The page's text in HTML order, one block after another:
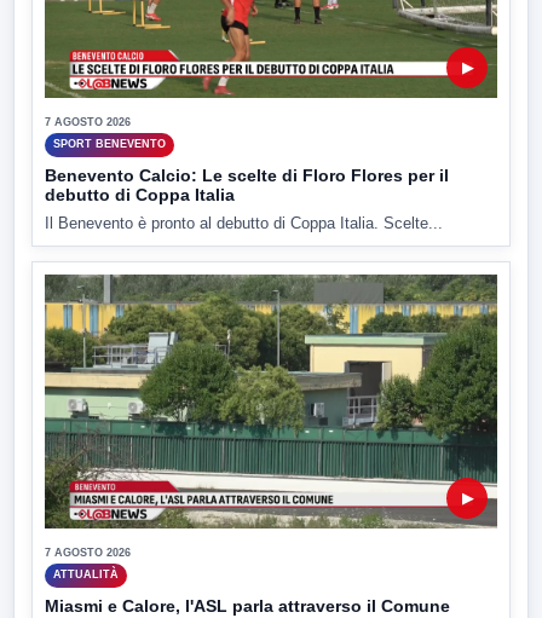
▶
7 AGOSTO 2026
SPORT BENEVENTO
Benevento Calcio: Le scelte di Floro Flores per il
debutto di Coppa Italia
Il Benevento è pronto al debutto di Coppa Italia. Scelte...
▶
7 AGOSTO 2026
ATTUALITÀ
Miasmi e Calore, l'ASL parla attraverso il Comune